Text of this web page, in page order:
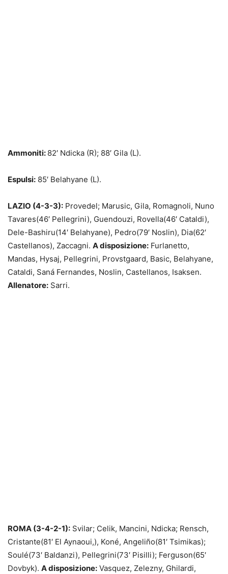
Ammoniti: 82′ Ndicka (R); 88′ Gila (L).
Espulsi: 85′ Belahyane (L).
LAZIO (4-3-3): Provedel; Marusic, Gila, Romagnoli, Nuno
Tavares(46′ Pellegrini), Guendouzi, Rovella(46′ Cataldi),
Dele-Bashiru(14′ Belahyane), Pedro(79′ Noslin), Dia(62′
Castellanos), Zaccagni. A disposizione: Furlanetto,
Mandas, Hysaj, Pellegrini, Provstgaard, Basic, Belahyane,
Cataldi, Saná Fernandes, Noslin, Castellanos, Isaksen.
Allenatore: Sarri.
ROMA (3-4-2-1): Svilar; Celik, Mancini, Ndicka; Rensch,
Cristante(81′ El Aynaoui,), Koné, Angeliño(81′ Tsimikas);
Soulé(73′ Baldanzi), Pellegrini(73′ Pisilli); Ferguson(65′
Dovbyk). A disposizione: Vasquez, Zelezny, Ghilardi,